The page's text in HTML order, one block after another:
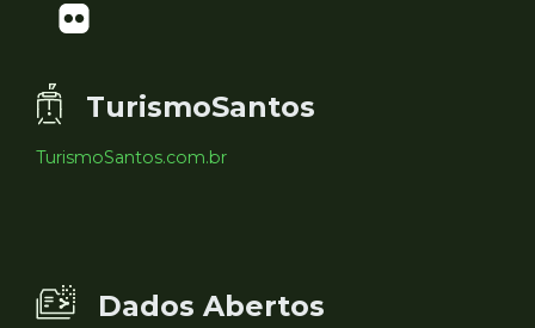
TurismoSantos
TurismoSantos.com.br
Dados Abertos